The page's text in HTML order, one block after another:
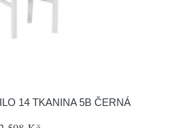
14 TKANINA 5B ČERNÁ